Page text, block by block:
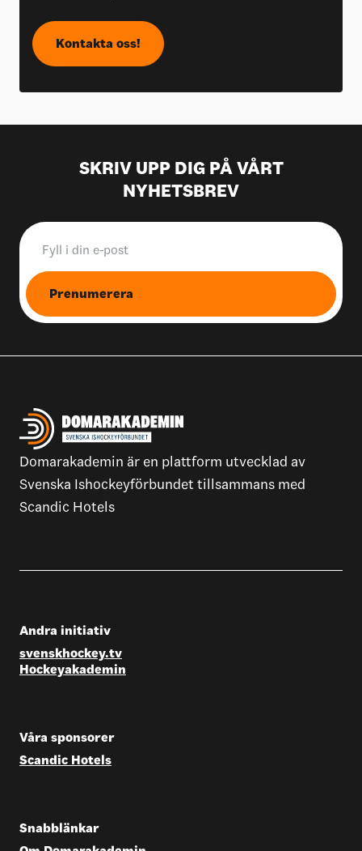
Kontakta oss!
SKRIV UPP DIG PÅ VÅRT
NYHETSBREV
Prenumerera
Domarakademin är en plattform utvecklad av
Svenska Ishockeyförbundet tillsammans med
Scandic Hotels
Andra initiativ
svenskhockey.tv
Hockeyakademin
Våra sponsorer
Scandic Hotels
Snabblänkar